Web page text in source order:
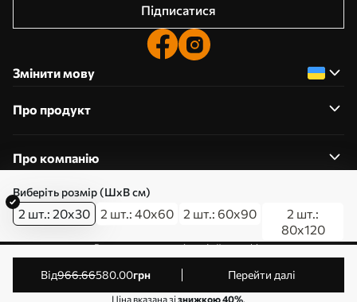
Виберіть розмір (ШхВ см)
2 шт.: 20x30 2 шт.: 40x60 2 шт.: 60x90
2 шт.:
80x120
від966.66580.00грн Перейти далі
Ціна вказана зізнижкою 40%.
Підписатися
Змінити мову
Про продукт
Про компанію
Редагування дозволів на файли cookie
© 2011-2026 Art-holst. Усі права захищені. Власник:
ТОВ “КЛЄВЄР”. Код ЄДРПОУ: 31780602.